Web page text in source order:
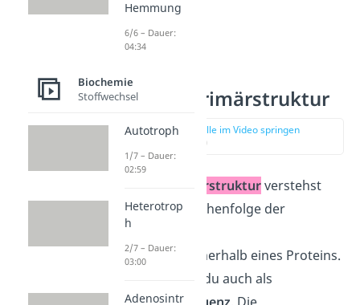
Proteine Primärstruktur
zur Stelle im Video springen
(02:25)
Primärstrukturverstehst
du die exakte Reihenfolge der
jeweiligen
Aminosäuren innerhalb eines Proteins.
Die bezeichnest du auch als
Hemmung
6/6 – Dauer:
04:34
Biochemie
Stoffwechsel
Autotroph
1/7 – Dauer:
02:59
Heterotrop
h
2/7 – Dauer:
03:00
Adenosintr